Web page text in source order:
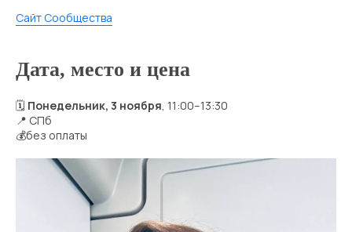
Сайт Сообщества
Дата, место и цена
🗓 Понедельник, 3 ноября, 11:00–13:30
📍 СПб
💰без оплаты